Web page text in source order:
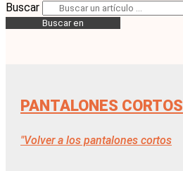
Buscar
Buscar en
PANTALONES CORTOS
"Volver a los pantalones cortos